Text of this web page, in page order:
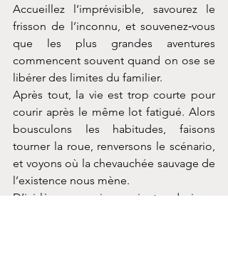
Accueillez l’imprévisible, savourez le
frisson de l’inconnu, et souvenez‑vous
que les plus grandes aventures
commencent souvent quand on ose se
libérer des limites du familier.
Après tout, la vie est trop courte pour
courir après le même lot fatigué. Alors
bousculons les habitudes, faisons
tourner la roue, renversons le scénario,
et voyons où la chevauchée sauvage de
l’existence nous mène.
D’ici là, que vos jeux soient audacieux,